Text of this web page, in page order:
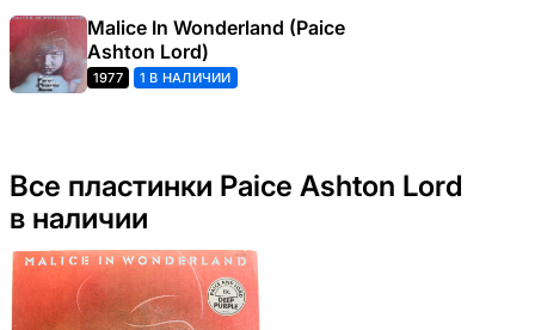
Malice In Wonderland (Paice
Ashton Lord)
1977 1 В НАЛИЧИИ
Все пластинки Paice Ashton Lord
в наличии